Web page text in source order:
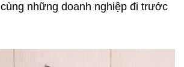
những doanh nghiệp đi trước